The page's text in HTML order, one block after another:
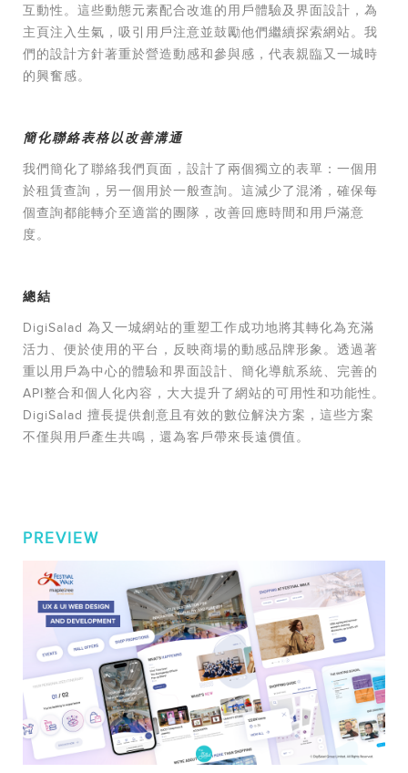
互動性。這些動態元素配合改進的用戶體驗及界面設計，為
主頁注入生氣，吸引用戶注意並鼓勵他們繼續探索網站。我
們的設計方針著重於營造動感和參與感，代表親臨又一城時
的興奮感。
簡化聯絡表格以改善溝通
我們簡化了聯絡我們頁面，設計了兩個獨立的表單：一個用
於租賃查詢，另一個用於一般查詢。這減少了混淆，確保每
個查詢都能轉介至適當的團隊，改善回應時間和用戶滿意
度。
總結
DigiSalad 為又一城網站的重塑工作成功地將其轉化為充滿
活力、便於使用的平台，反映商場的動感品牌形象。透過著
重以用戶為中心的體驗和界面設計、簡化導航系統、完善的
API整合和個人化內容，大大提升了網站的可用性和功能性。
DigiSalad 擅長提供創意且有效的數位解決方案，這些方案
不僅與用戶產生共鳴，還為客戶帶來長遠價值。
PREVIEW